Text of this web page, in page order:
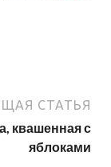
СТАТЬЯ
квашенная с
яблоками